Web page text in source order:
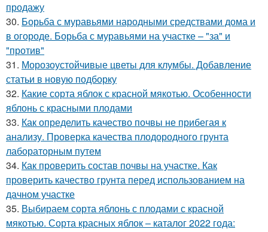
продажу
30. Борьба с муравьями народными средствами дома и
в огороде. Борьба с муравьями на участке – "за" и
"против"
31. Морозоустойчивые цветы для клумбы. Добавление
статьи в новую подборку
32. Какие сорта яблок с красной мякотью. Особенности
яблонь с красными плодами
33. Как определить качество почвы не прибегая к
анализу. Проверка качества плодородного грунта
лабораторным путем
34. Как проверить состав почвы на участке. Как
проверить качество грунта перед использованием на
дачном участке
35. Выбираем сорта яблонь с плодами с красной
мякотью. Сорта красных яблок – каталог 2022 года: